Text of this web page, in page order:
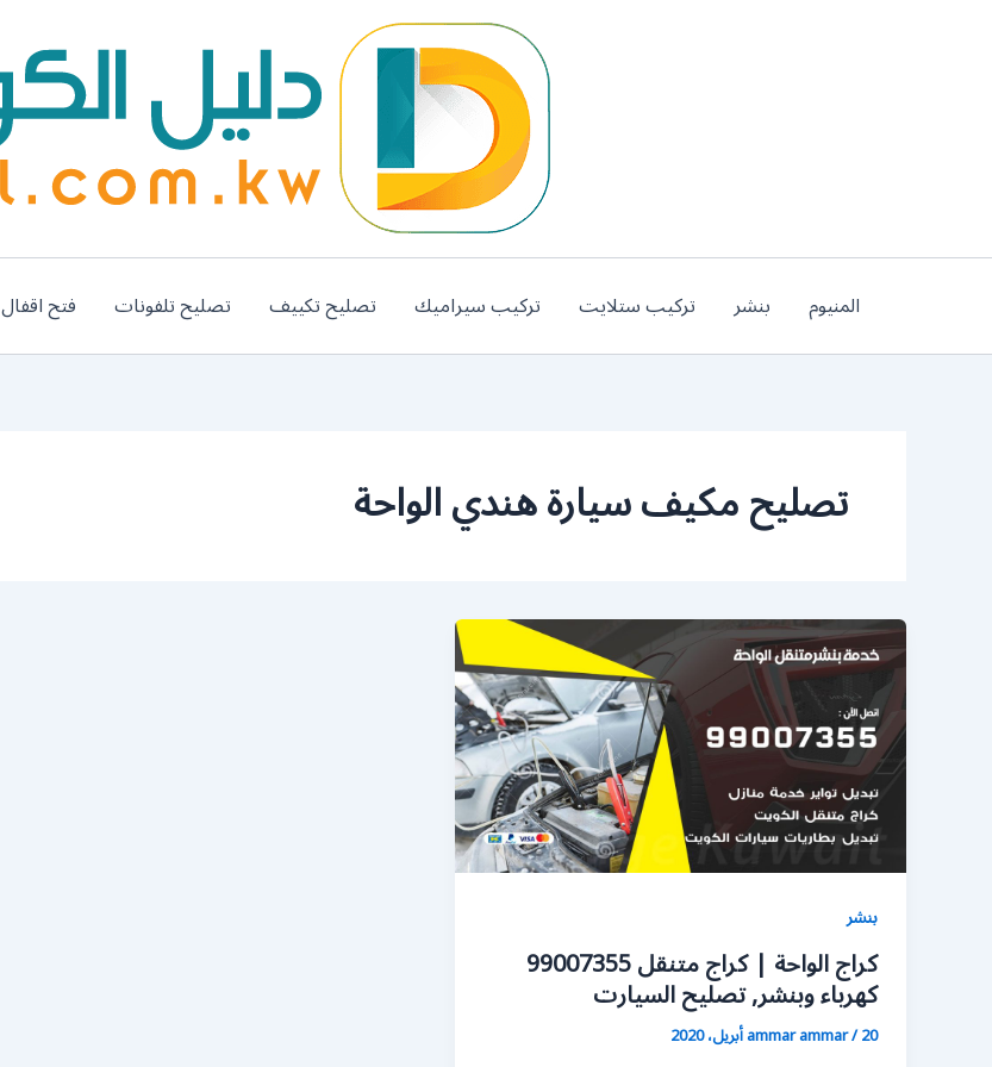
المنيوم بنشر تركيب ستلايت تركيب سيراميك تصليح تكييف تصليح تلفونات فتح اقفال
تصليح مكيف سيارة هندي الواحة
بنشر
كراج الواحة | كراج متنقل 99007355
كهرباء وبنشر, تصليح السيارت
ammar ammar/20 أبريل، 2020